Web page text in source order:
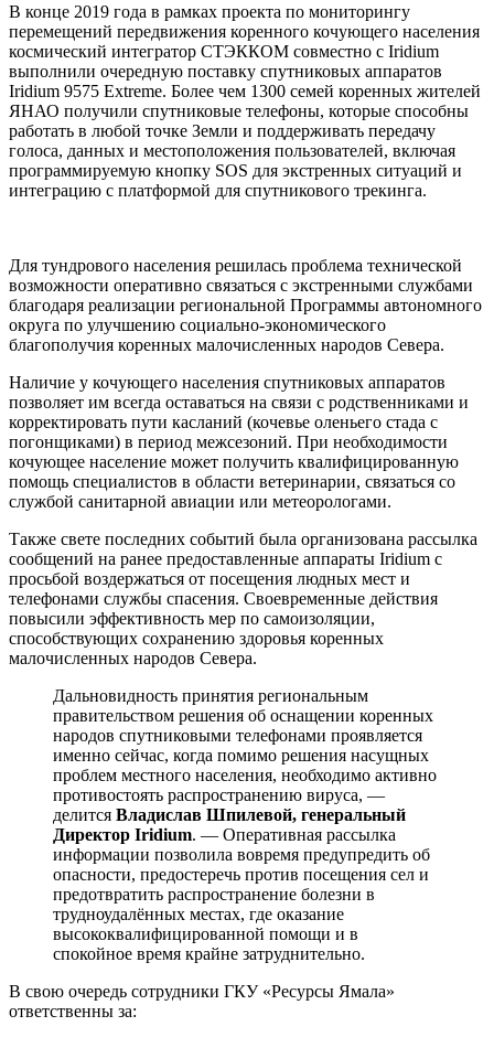
В конце 2019 года в рамках проекта по мониторингу
перемещений передвижения коренного кочующего населения
космический интегратор СТЭККОМ совместно с Iridium
выполнили очередную поставку спутниковых аппаратов
Iridium 9575 Extreme. Более чем 1300 семей коренных жителей
ЯНАО получили спутниковые телефоны, которые способны
работать в любой точке Земли и поддерживать передачу
голоса, данных и местоположения пользователей, включая
программируемую кнопку SOS для экстренных ситуаций и
интеграцию с платформой для спутникового трекинга.
Для тундрового населения решилась проблема технической
возможности оперативно связаться с экстренными службами
благодаря реализации региональной Программы автономного
округа по улучшению социально-экономического
благополучия коренных малочисленных народов Севера.
Наличие у кочующего населения спутниковых аппаратов
позволяет им всегда оставаться на связи с родственниками и
корректировать пути касланий (кочевье оленьего стада с
погонщиками) в период межсезоний. При необходимости
кочующее население может получить квалифицированную
помощь специалистов в области ветеринарии, связаться со
службой санитарной авиации или метеорологами.
Также свете последних событий была организована рассылка
сообщений на ранее предоставленные аппараты Iridium с
просьбой воздержаться от посещения людных мест и
телефонами службы спасения. Своевременные действия
повысили эффективность мер по самоизоляции,
способствующих сохранению здоровья коренных
малочисленных народов Севера.
Дальновидность принятия региональным
правительством решения об оснащении коренных
народов спутниковыми телефонами проявляется
именно сейчас, когда помимо решения насущных
проблем местного населения, необходимо активно
противостоять распространению вируса, —
делится Владислав Шпилевой, генеральный
Директор Iridium. — Оперативная рассылка
информации позволила вовремя предупредить об
опасности, предостеречь против посещения сел и
предотвратить распространение болезни в
трудноудалённых местах, где оказание
высококвалифицированной помощи и в
спокойное время крайне затруднительно.
В свою очередь сотрудники ГКУ «Ресурсы Ямала»
ответственны за: